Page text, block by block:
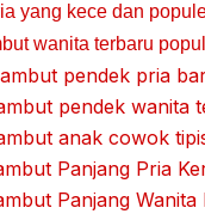
yang kece dan
wanita terbaru
pendek pria
pendek wanita
anak cowok
Panjang Pria
Panjang